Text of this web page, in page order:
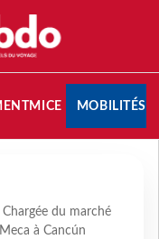
MICE MOBILITÉS
Chargée du marché
à Cancún